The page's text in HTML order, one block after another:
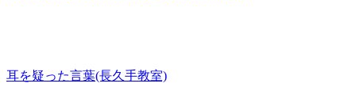
耳を疑った言葉(長久手教室)